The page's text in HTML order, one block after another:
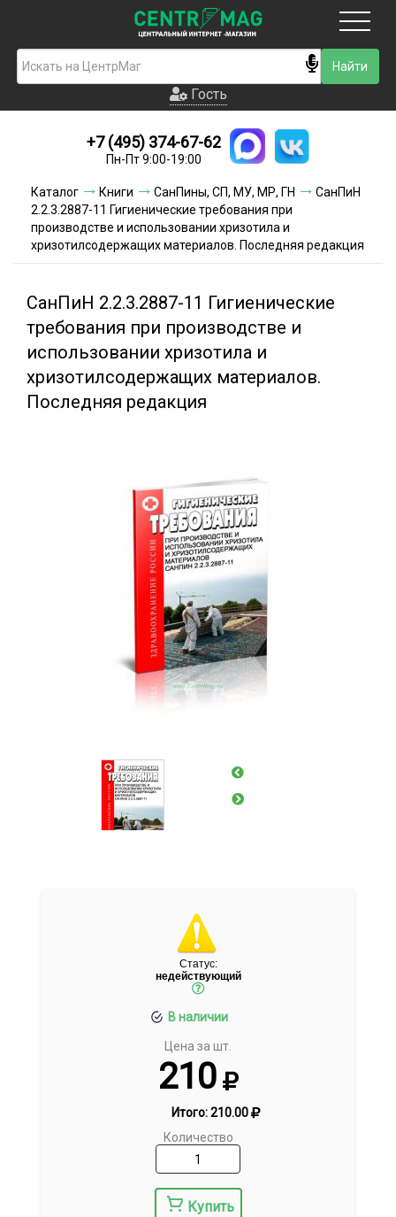
Гость
Новинки
Условия доставки
Условия оплаты
Акции и скидки
Гость
+7 (495) 374-67-62
Пн-Пт 9:00-19:00
Каталог Книги СанПины, СП, МУ, МР, ГН
СанПиН
2.2.3.2887-11 Гигиенические требования при
производстве и использовании хризотила и
хризотилсодержащих материалов. Последняя редакция
СанПиН 2.2.3.2887-11 Гигиенические
требования при производстве и
использовании хризотила и
хризотилсодержащих материалов.
Последняя редакция
Статус:
недействующий
В наличии
Цена за шт.
210
Итого:210.00
Количество
Купить